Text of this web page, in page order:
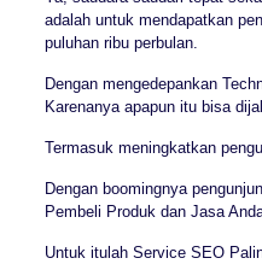
adalah untuk mendapatkan
puluhan ribu perbulan.
Dengan mengedepankan
Karenanya apapun itu bisa
Termasuk meningkatkan
Dengan boomingnya
Pembeli Produk dan Jasa
Untuk itulah Service SEO